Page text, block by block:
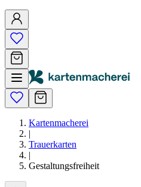
Kartenmacherei
|
Trauerkarten
|
Gestaltungsfreiheit